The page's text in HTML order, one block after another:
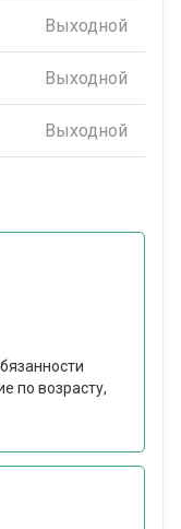
Выходной
Выходной
Выходной
по возрасту,